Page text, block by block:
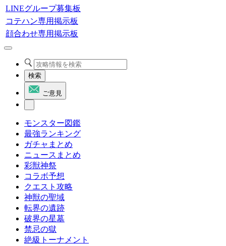
LINEグループ募集板
コテハン専用掲示板
顔合わせ専用掲示板
検索
ご意見
モンスター図鑑
最強ランキング
ガチャまとめ
ニュースまとめ
彩獣神祭
コラボ予想
クエスト攻略
神獣の聖域
転界の遺跡
破界の星墓
禁忌の獄
絶級トーナメント